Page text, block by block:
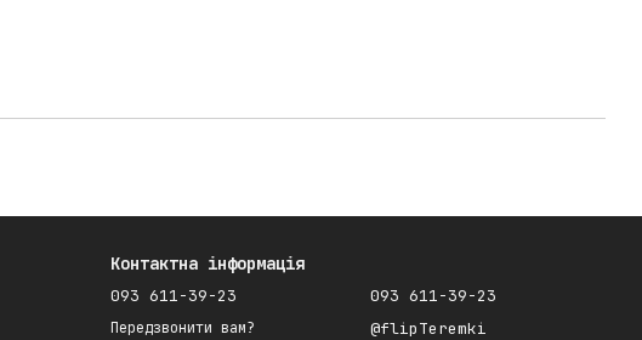
Контактна інформація
093 611-39-23
Передзвонити вам?
093 611-39-23
@flipTeremki